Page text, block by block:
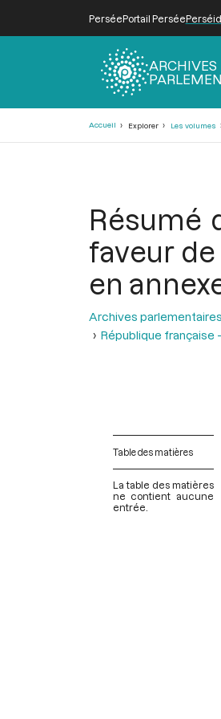
PerséePortail Persée
ARCHIVES
Accueil Explorer Les volumes
Résumé
faveur
en
Archives
République française
Table des matières
La table des matières
ne contient aucune
entrée.